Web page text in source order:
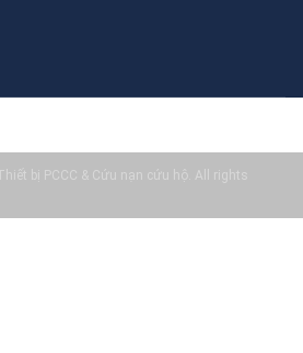
bị PCCC & Cứu nạn cứu hộ. All rights